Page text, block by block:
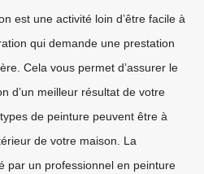
est une activité loin d’être facile à
qui demande une prestation
Cela vous permet d’assurer le
d’un meilleur résultat de votre
de peinture peuvent être à
de votre maison. La
par un professionnel en peinture